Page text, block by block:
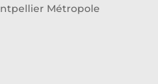
Métropole